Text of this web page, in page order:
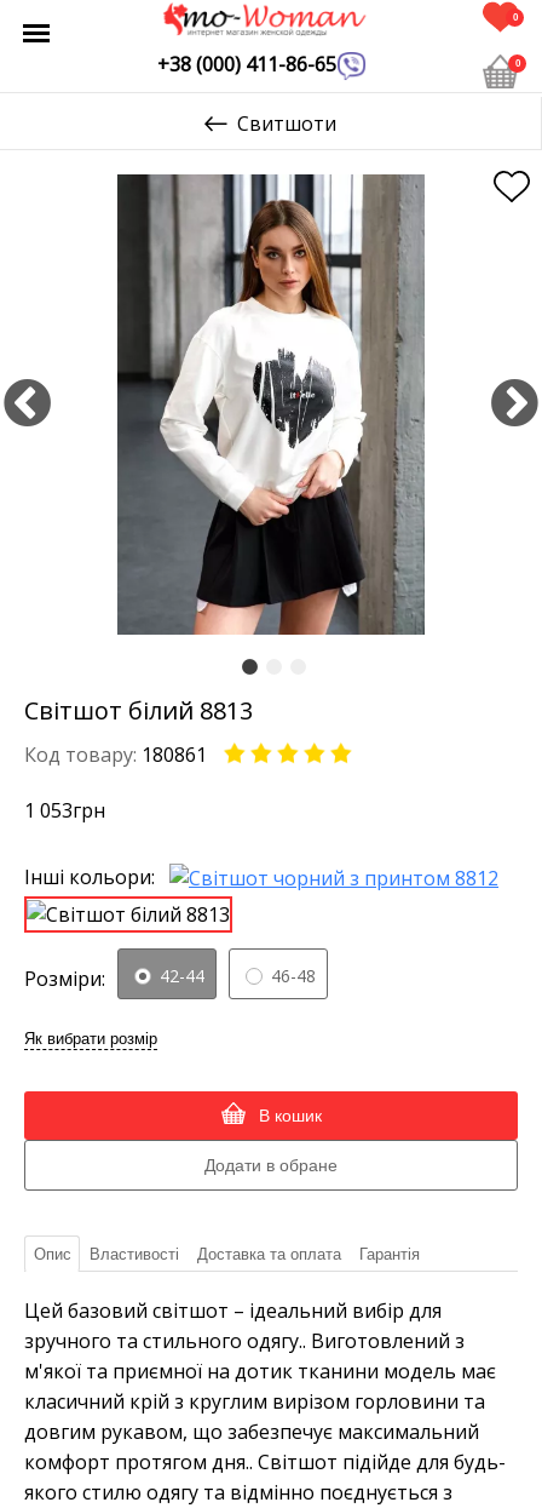
+38 (000) 411-86-65
0
0
Свитшоти
Світшот білий 8813
Код товару: 180861
1 053грн
Інші кольори:
Розміри: 42-44 46-48
Як вибрати розмір
В кошик
Опис Властивості Доставка та оплата Гарантія
Цей базовий світшот – ідеальний вибір для
зручного та стильного одягу.. Виготовлений з
м'якої та приємної на дотик тканини модель має
класичний крій з круглим вирізом горловини та
довгим рукавом, що забезпечує максимальний
комфорт протягом дня.. Світшот підійде для будь-
якого стилю одягу та відмінно поєднується з